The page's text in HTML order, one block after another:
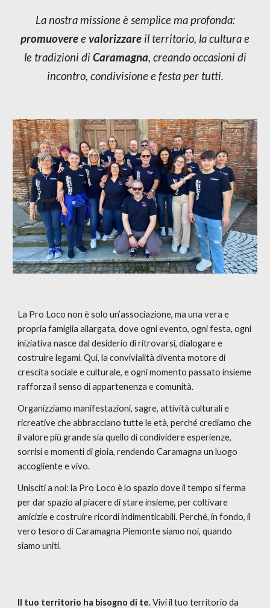
La nostra missione è semplice ma profonda:
promuovereevalorizzare il territorio, la cultura e
le tradizioni diCaramagna, creando occasioni di
incontro, condivisione e festa per tutti.
La Pro Loco non è solo un’associazione, ma una vera e
propria famiglia allargata, dove ogni evento, ogni festa, ogni
iniziativa nasce dal desiderio di ritrovarsi, dialogare e
costruire legami. Qui, la convivialità diventa motore di
crescita sociale e culturale, e ogni momento passato insieme
rafforza il senso di appartenenza e comunità.
Organizziamo manifestazioni, sagre, attività culturali e
ricreative che abbracciano tutte le età, perché crediamo che
il valore più grande sia quello di condividere esperienze,
sorrisi e momenti di gioia, rendendo Caramagna un luogo
accogliente e vivo.
Unisciti a noi: la Pro Loco è lo spazio dove il tempo si ferma
per dar spazio al piacere di stare insieme, per coltivare
amicizie e costruire ricordi indimenticabili. Perché, in fondo, il
vero tesoro di Caramagna Piemonte siamo noi, quando
siamo uniti.
Il tuo territorio ha bisogno di te. Vivi il tuo territorio da